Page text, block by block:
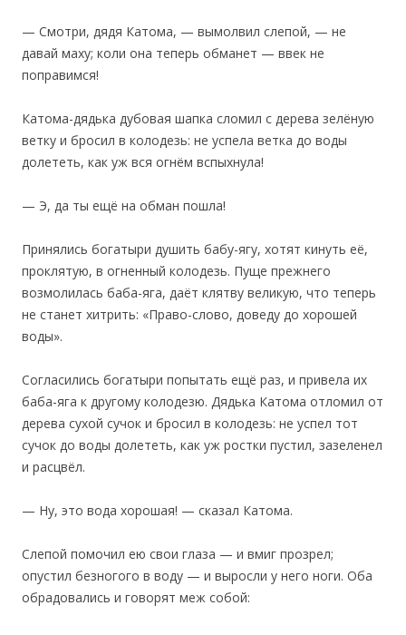
— Смотри, дядя Катома, — вымолвил слепой, — не
давай маху; коли она теперь обманет — ввек не
поправимся!
Катома-дядька дубовая шапка сломил с дерева зелёную
ветку и бросил в колодезь: не успела ветка до воды
долететь, как уж вся огнём вспыхнула!
— Э, да ты ещё на обман пошла!
Принялись богатыри душить бабу-ягу, хотят кинуть её,
проклятую, в огненный колодезь. Пуще прежнего
возмолилась баба-яга, даёт клятву великую, что теперь
не станет хитрить: «Право-слово, доведу до хорошей
воды».
‎Согласились богатыри попытать ещё раз, и привела их
баба-яга к другому колодезю. Дядька Катома отломил от
дерева сухой сучок и бросил в колодезь: не успел тот
сучок до воды долететь, как уж ростки пустил, зазеленел
и расцвёл.
— Ну, это вода хорошая! — сказал Катома.
Слепой помочил ею свои глаза — и вмиг прозрел;
опустил безногого в воду — и выросли у него ноги. Оба
обрадовались и говорят меж собой: